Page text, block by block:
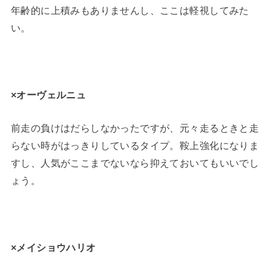
年齢的に上積みもありませんし、ここは軽視してみた
い。
×オーヴェルニュ
前走の負けはだらしなかったですが、元々走るときと走
らない時がはっきりしているタイプ。鞍上強化になりま
すし、人気がここまでないなら抑えておいてもいいでし
ょう。
×メイショウハリオ